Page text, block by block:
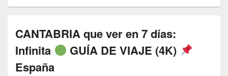
CANTABRIA que ver en 7 días:
Infinita
GUÍA DE VIAJE (4K)
España